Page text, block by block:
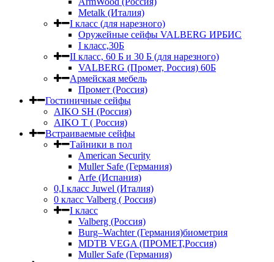
Metalk (Италия)
I класс (для нарезного)
Оружейные сейфы VALBERG ИРБИС
I класс,30Б
II класс, 60 Б и 30 Б (для нарезного)
VALBERG (Промет, Россия) 60Б
Армейская мебель
Промет (Россия)
Гостиничные сейфы
AIKO SH (Россия)
AIKO Т ( Россия)
Встраиваемые сейфы
Тайники в пол
American Security
Muller Safe (Германия)
Arfe (Испания)
0,I класс Juwel (Италия)
0 класс Valberg ( Россия)
I класс
Valberg (Россия)
Burg–Wachter (Германия)биометрия
MDTB VEGA (ПРОМЕТ,Россия)
Muller Safe (Германия)